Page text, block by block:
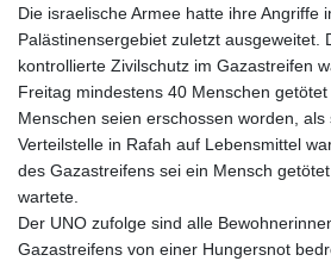
KZT
LBP
Die israelische Armee hatte ihre Angriffe
Palästinensergebiet zuletzt ausgeweitet.
kontrollierte Zivilschutz im Gazastreifen
Freitag mindestens 40 Menschen
Menschen seien erschossen worden,
Verteilstelle in Rafah auf Lebensmittel
des Gazastreifens sei ein Mensch
wartete.
Der UNO zufolge sind alle
Gazastreifens von einer Hungersnot